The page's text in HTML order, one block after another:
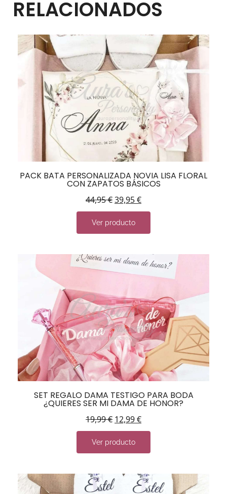
RELACIONADOS
PACK BATA PERSONALIZADA NOVIA LISA FLORAL
CON ZAPATOS BÁSICOS
44,95€39,95€
Ver producto
SET REGALO DAMA TESTIGO PARA BODA
¿QUIERES SER MI DAMA DE HONOR?
19,99€ 12,99€
Ver producto